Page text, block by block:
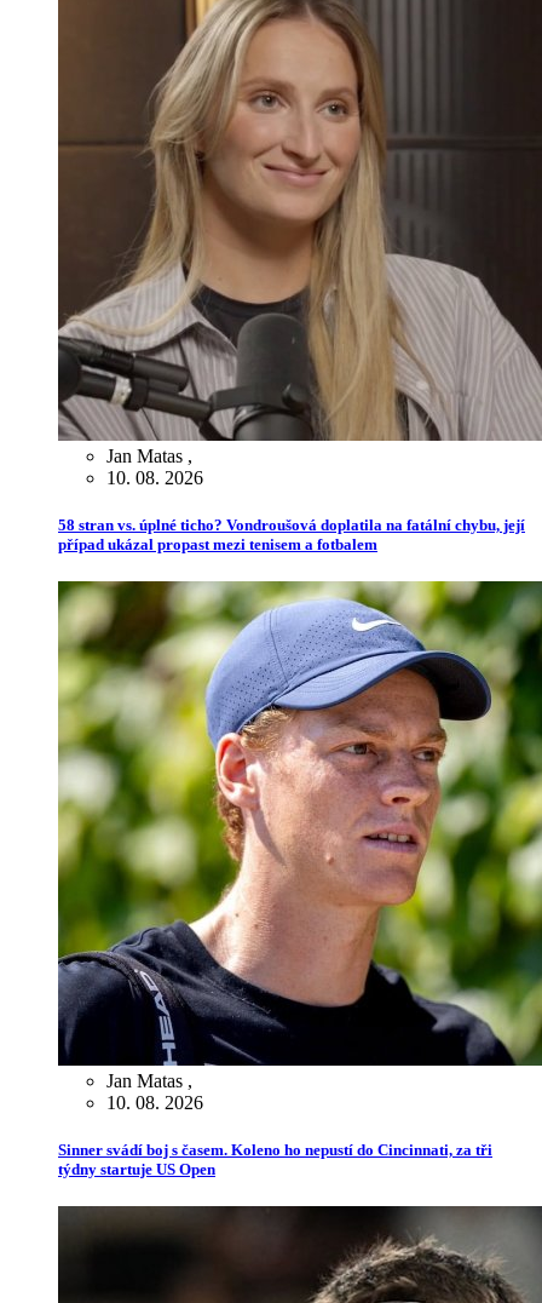
Jan Matas ,
10. 08. 2026
58 stran vs. úplné ticho? Vondroušová doplatila na fatální chybu, její
případ ukázal propast mezi tenisem a fotbalem
Jan Matas ,
10. 08. 2026
Sinner svádí boj s časem. Koleno ho nepustí do Cincinnati, za tři
týdny startuje US Open